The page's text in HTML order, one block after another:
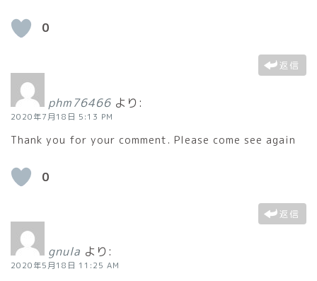
0
返信
phm76466 より:
2020年7月18日 5:13 PM
Thank you for your comment. Please come see again
0
返信
gnula より:
2020年5月18日 11:25 AM